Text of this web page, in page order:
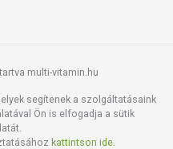
multi-vitamin.hu
segítenek a szolgáltatásaink
Ön is elfogadja a sütik
kattintson ide.